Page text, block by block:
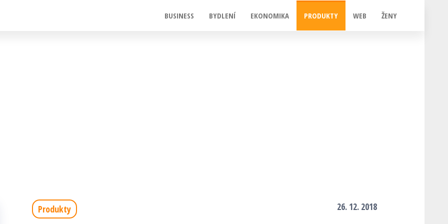
BUSINESS BYDLENÍ EKONOMIKA PRODUKTY WEB ŽENY
Produkty 26. 12. 2018